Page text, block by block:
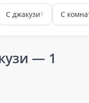
С джакузи1 С
— 1